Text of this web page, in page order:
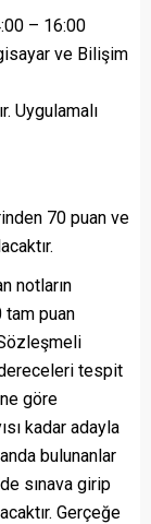
– 16:00
ve Bilişim
Uygulamalı
70 puan ve
notların
tam puan
dereceleri tespit
göre
kadar adayla
bulunanlar
sınava girip
Gerçeğe